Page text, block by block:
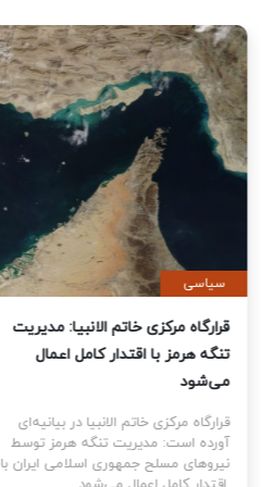
سیاسی
قرارگاه مرکزی خاتم الانبیا:
تنگه هرمز با اقتدار کامل اعمال
می‌شود
قرارگاه مرکزی خاتم الانبیا در
آورده است: مدیریت تنگه هرمز
نیروهای مسلح جمهوری اسلامی